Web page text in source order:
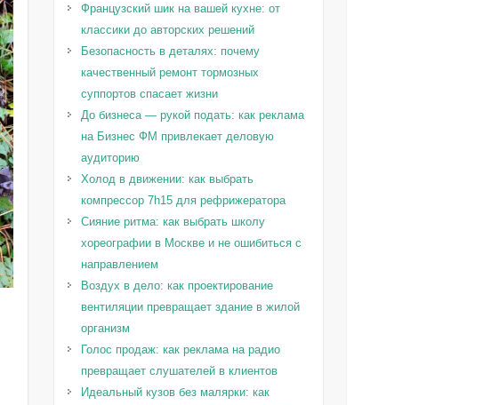
Французский шик на вашей кухне: от
классики до авторских решений
Безопасность в деталях: почему
качественный ремонт тормозных
суппортов спасает жизни
До бизнеса — рукой подать: как реклама
на Бизнес ФМ привлекает деловую
аудиторию
Холод в движении: как выбрать
компрессор 7h15 для рефрижератора
Сияние ритма: как выбрать школу
хореографии в Москве и не ошибиться с
направлением
Воздух в дело: как проектирование
вентиляции превращает здание в жилой
организм
Голос продаж: как реклама на радио
превращает слушателей в клиентов
Идеальный кузов без малярки: как